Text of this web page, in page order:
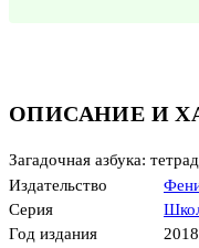
ОПИСАНИЕ И
Загадочная азбука:
Издательство
Серия
Год издания
2018